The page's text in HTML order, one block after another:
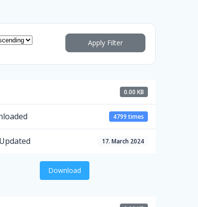
Apply Filter
0.00 KB
4799 times
17. March 2024
Download